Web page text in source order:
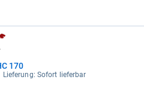
170
Lieferung: Sofort lieferbar